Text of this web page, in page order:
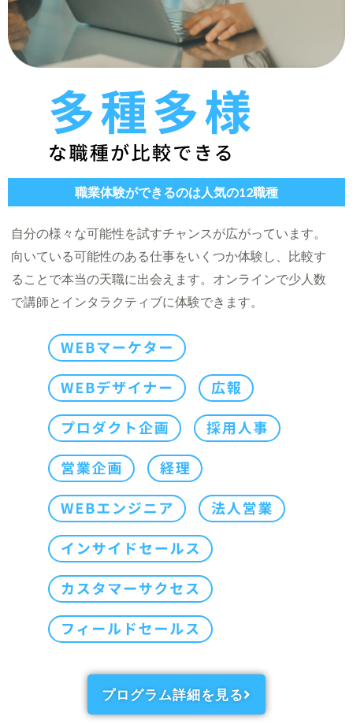
職業体験ができるのは人気の12職種
自分の様々な可能性を試すチャンスが広がっています。
向いている可能性のある仕事をいくつか体験し、比較す
ることで本当の天職に出会えます。オンラインで少人数
で講師とインタラクティブに体験できます。
プログラム詳細を見る